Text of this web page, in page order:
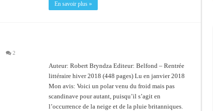
En savoir plus »
2
Auteur: Robert Bryndza Editeur: Belfond – Rentrée
littéraire hiver 2018 (448 pages) Lu en janvier 2018
Mon avis: Voici un polar venu du froid mais pas
scandinave pour autant, puisqu’il s’agit en
l’occurrence de la neige et de la pluie britanniques.